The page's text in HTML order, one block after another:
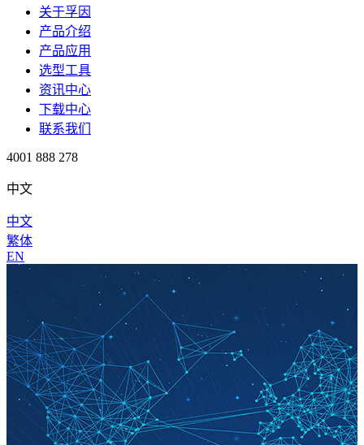
关于孚因
产品介绍
产品应用
选型工具
资讯中心
下载中心
联系我们
4001 888 278
中文
中文
繁体
EN